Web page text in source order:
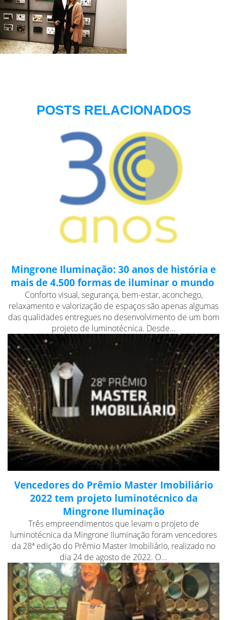
POSTS RELACIONADOS
Mingrone Iluminação: 30 anos de história e
mais de 4.500 formas de iluminar o mundo
Conforto visual, segurança, bem-estar, aconchego,
relaxamento e valorização de espaços são apenas algumas
das qualidades entregues no desenvolvimento de um bom
projeto de luminotécnica. Desde...
Vencedores do Prêmio Master Imobiliário
2022 tem projeto luminotécnico da
Mingrone Iluminação
Três empreendimentos que levam o projeto de
luminotécnica da Mingrone Iluminação foram vencedores
da 28ª edição do Prêmio Master Imobiliário, realizado no
dia 24 de agosto de 2022. O...